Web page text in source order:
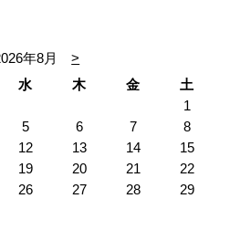
年8月
>
水 木 金
土
1
5 6 7
8
12 13 14
15
19 20 21
22
26 27 28
29